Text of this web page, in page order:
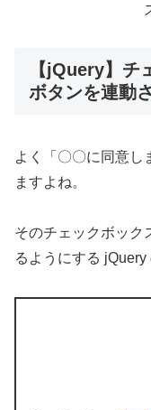
【jQuery】チ
ボタンを連動
よく「〇〇に同意し
ますよね。
そのチェックボック
るようにする jQuery